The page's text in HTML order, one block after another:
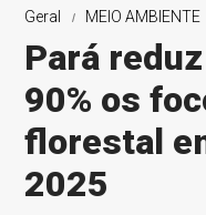
Geral MEIO AMBIENTE
Pará
90% os
florestal
2025